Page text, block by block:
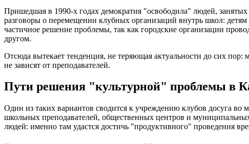
Пришедшая в 1990-х годах демократия "освободила" людей,
разговоры о перемещении клубных организаций внутрь школ:
частичное решение проблемы, так как городские организации
другом.
Отсюда вытекает тенденция, не теряющая актуальности до сих
не зависят от преподавателей.
Пути решения "культурной" проблемы в
Один из таких вариантов сводится к учреждению клубов досуга во
школьных преподавателей, общественных центров и
людей: именно там удастся достичь "продуктивного" проведения